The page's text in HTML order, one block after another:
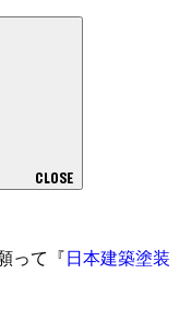
CLOSE
って『 日本建築塗装